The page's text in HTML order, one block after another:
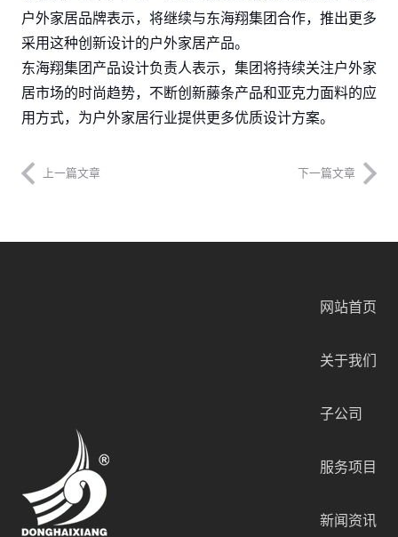
户外家居品牌表示，将继续与东海翔集团合作，推出更多
采用这种创新设计的户外家居产品。​
东海翔集团产品设计负责人表示，集团将持续关注户外家
居市场的时尚趋势，不断创新藤条产品和亚克力面料的应
用方式，为户外家居行业提供更多优质设计方案。
上一篇文章 下一篇文章
网站首页
关于我们
子公司
服务项目
新闻资讯